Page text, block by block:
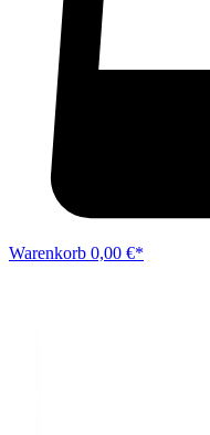
Warenkorb 0,00 €*